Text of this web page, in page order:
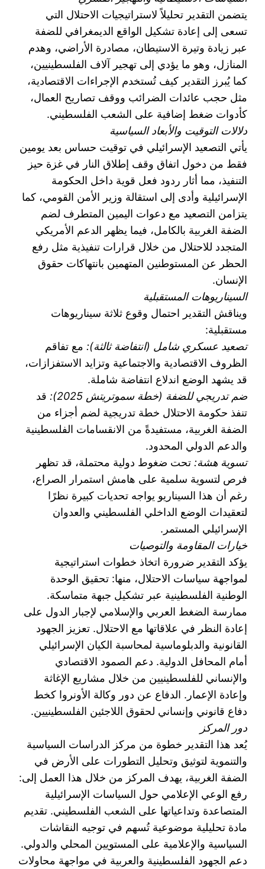
يتضمن التقدير تحليلاً لاستراتيجيات الاحتلال التي
تسعى إلى إعادة تشكيل الواقع الديمغرافي للضفة
عبر زيادة وتيرة الاستيطان، مصادرة الأراضي، وهدم
المنازل، وهو ما يؤدي إلى تهجير آلاف الفلسطينيين،
كما يُبرز التقدير كيف تُستخدم الإجراءات الاقتصادية،
مثل حجب عائدات الضرائب ووقف تصاريح العمال،
كأدوات ضغط إضافية على الشعب الفلسطيني.
دلالات التوقيت والأبعاد السياسية
يأتي التصعيد الإسرائيلي في توقيت حساس بعد يومين
فقط من دخول اتفاق وقف إطلاق النار في غزة حيز
التنفيذ، مما أثار ردود فعل قوية داخل الحكومة
الإسرائيلية وأدى إلى استقالة وزير الأمن القومي، كما
يتزامن التصعيد مع دعوات اليمين المتطرف لضم
الضفة الغربية بالكامل، فيما يظهر الدعم الأمريكي
المتجدد للاحتلال من خلال قرارات تنفيذية مثل رفع
الحظر عن المستوطنين المتهمين بانتهاكات حقوق
الإنسان.
السيناريوهات المستقبلية
ويناقش التقدير احتمال وقوع ثلاثة سيناريوهات
مستقبلية:
تصعيد عسكري شامل (انتفاضة ثالثة): مع تفاقم
الظروف الاقتصادية والاجتماعية وتزايد الاستفزازات،
قد يشهد الوضع اندلاع انتفاضة شاملة.
ضم تدريجي للضفة (خطة سموتريتش 2025):
قد
تنفذ حكومة الاحتلال خطة تدريجية لضم أجزاء من
الضفة الغربية، مستفيدةً من الانقسامات الفلسطينية
والدعم الدولي المحدود.
تسوية هشة: تحت ضغوط دولية محتملة، قد تظهر
فرص لتسوية سلمية على هامش استمرار الصراع،
رغم أن هذا السيناريو يواجه تحديات كبيرة نظرًا
لتعقيدات الوضع الداخلي الفلسطيني والعدوان
الإسرائيلي المستمر.
خيارات المقاومة والتوصيات
يؤكد التقدير ضرورة اتخاذ خطوات استراتيجية
لمواجهة سياسات الاحتلال، منها: تحقيق الوحدة
الوطنية الفلسطينية عبر تشكيل جبهة متماسكة.
ممارسة الضغط العربي والإسلامي لإجبار الدول على
إعادة النظر في علاقاتها مع الاحتلال. تعزيز الجهود
القانونية والدبلوماسية لمحاسبة الكيان الإسرائيلي
أمام المحافل الدولية. دعم الصمود الاقتصادي
والإنساني للفلسطينيين من خلال مشاريع الإغاثة
وإعادة الإعمار. الدفاع عن دور وكالة الأونروا كخط
دفاع قانوني وإنساني لحقوق اللاجئين الفلسطينيين.
دور المركز
يُعد هذا التقدير خطوة من مركز الدراسات السياسية
والتنموية لتوثيق وتحليل التطورات على الأرض في
الضفة الغربية، يهدف المركز من خلال هذا العمل إلى:
رفع الوعي الإعلامي حول السياسات الإسرائيلية
المتصاعدة وتداعياتها على الشعب الفلسطيني. تقديم
مادة تحليلية موضوعية تُسهم في توجيه النقاشات
السياسية والإعلامية على المستويين المحلي والدولي.
دعم الجهود الفلسطينية والعربية في مواجهة محاولات